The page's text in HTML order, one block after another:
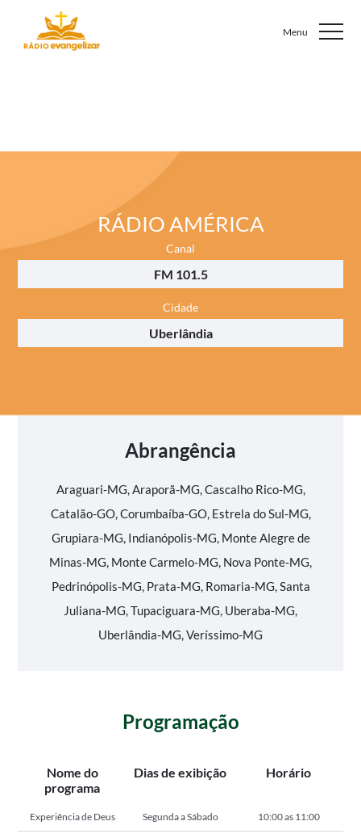
RÁDIO AMÉRICA
Canal
FM 101.5
Cidade
Uberlândia
Abrangência
Araguari-MG, Araporã-MG, Cascalho Rico-MG,
Catalão-GO, Corumbaíba-GO, Estrela do Sul-MG,
Grupiara-MG, Indianópolis-MG, Monte Alegre de
Minas-MG, Monte Carmelo-MG, Nova Ponte-MG,
Pedrinópolis-MG, Prata-MG, Romaria-MG, Santa
Juliana-MG, Tupaciguara-MG, Uberaba-MG,
Uberlândia-MG, Veríssimo-MG
Programação
Nome do
programa
Dias de exibição Horário
Experiência de Deus Segunda a Sábado 10:00 as 11:00